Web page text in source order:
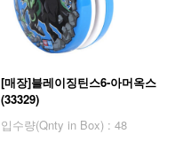
[매장]블레이징틴스6-아머옥스
(33329)
입수량(Qnty in Box) : 48